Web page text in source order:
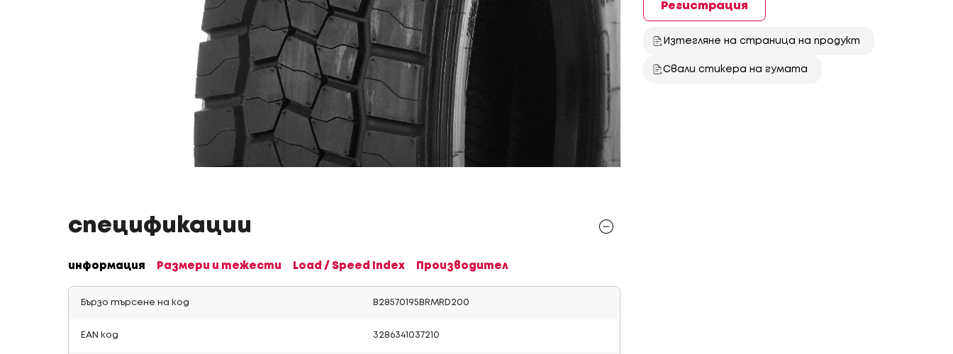
Регистрация
Изтегляне на страница на продукт
Свали стикера на гумата
спецификации
информация Размери и тежести Load / Speed Index Производител
Бързо търсене на код B28570195BRMRD200
EAN код 3286341037210